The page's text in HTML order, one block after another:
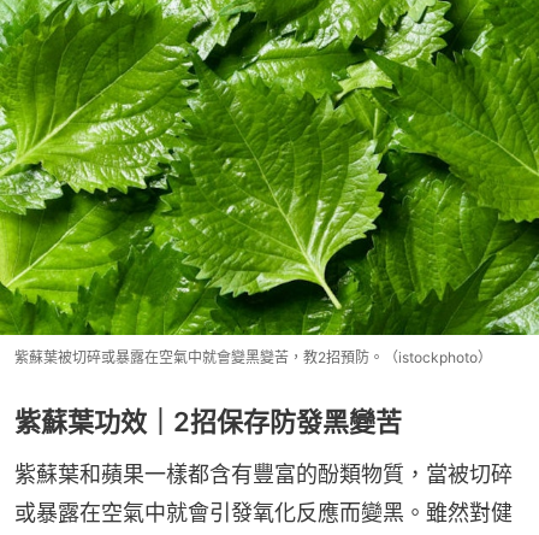
紫蘇葉被切碎或暴露在空氣中就會變黑變苦，教2招預防。（istockphoto）
紫蘇葉功效｜2招保存防發黑變苦
紫蘇葉和蘋果一樣都含有豐富的酚類物質，當被切碎
或暴露在空氣中就會引發氧化反應而變黑。雖然對健